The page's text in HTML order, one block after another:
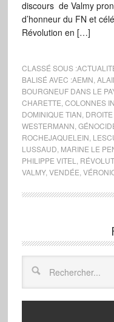
discours de Valmy
d’honneur du FN et
Révolution en […]
CLASSÉ SOUS :
BALISÉ AVEC :AEMN
BOURGNEUF DANS LE
CHARETTE COLONNES
DOMINIQUE TIAN
WESTERMANN
ROCHEJAQUELEIN
LUSSAUD MARINE LE
PHILIPPE VITEL
VALMY, VENDÉE